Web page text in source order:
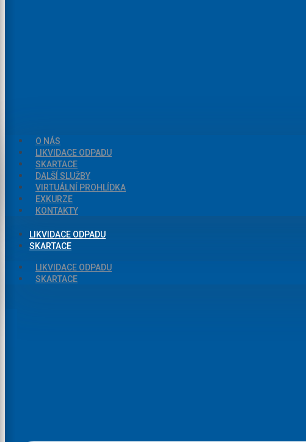
O NÁS
LIKVIDACE ODPADU
SKARTACE
DALŠÍ SLUŽBY
VIRTUÁLNÍ PROHLÍDKA
EXKURZE
KONTAKTY
LIKVIDACE ODPADU
SKARTACE
LIKVIDACE ODPADU
SKARTACE